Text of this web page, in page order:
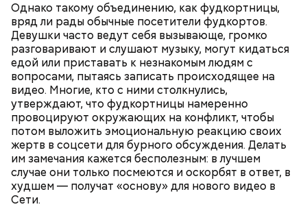
Однако такому объединению, как фудкортницы,
вряд ли рады обычные посетители фудкортов.
Девушки часто ведут себя вызывающе, громко
разговаривают и слушают музыку, могут кидаться
едой или приставать к незнакомым людям с
вопросами, пытаясь записать происходящее на
видео. Многие, кто с ними столкнулись,
утверждают, что фудкортницы намеренно
провоцируют окружающих на конфликт, чтобы
потом выложить эмоциональную реакцию своих
жертв в соцсети для бурного обсуждения. Делать
им замечания кажется бесполезным: в лучшем
случае они только посмеются и оскорбят в ответ, в
худшем — получат «основу» для нового видео в
Сети.